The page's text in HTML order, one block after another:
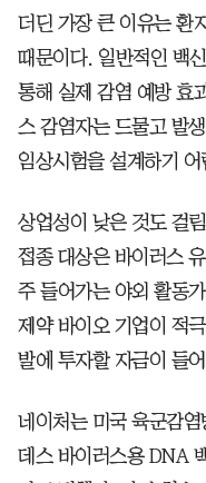
더딘 가장 큰 이유는 환
때문이다. 일반적인 백
통해 실제 감염 예방 효
스 감염자는 드물고 발
임상시험을 설계하기 어
상업성이 낮은 것도 걸
접종 대상은 바이러스
주 들어가는 야외 활동
제약 바이오 기업이 적
발에 투자할 자금이 들
네이처는 미국 육군감
데스 바이러스용 DNA